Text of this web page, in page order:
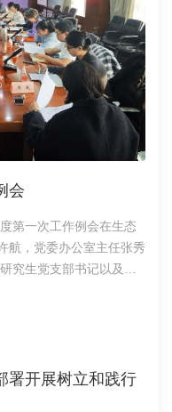
研究员介绍了出席本次
衷心的感谢和热烈的欢
项目执行过程中的管理
持下，首席科学家陈利
展，各课题负责人依次
排。由生态环境研究中
区格局、过程及其生态
积极评价和肯定。专家组
技术开展热岛、内涝、
，为了做好项目收尾和
成果凝练，特别在核心
方评价与鉴定等方面提
出的意见建议，针对项
会
第一次工作例会在生态
航，党委办公室主任张秀
究生党支部书记以及研
组关于开展树立和践行
静传达了中国科学院大
人员共同学习了中国科
署开展树立和践行